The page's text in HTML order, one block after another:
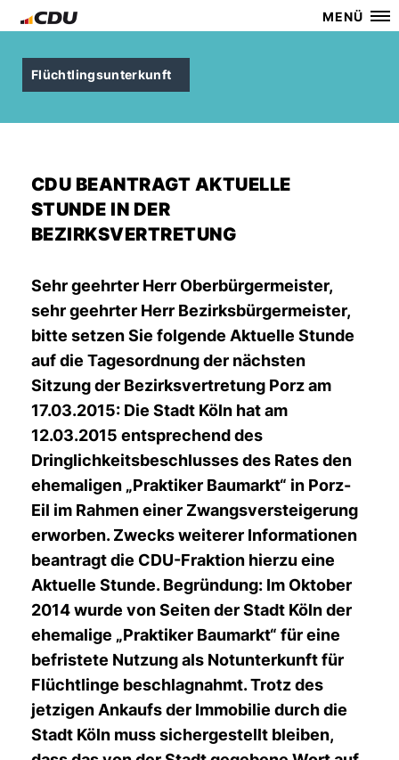
MENÜ
Flüchtlingsunterkunft
CDU BEANTRAGT AKTUELLE
STUNDE IN DER
BEZIRKSVERTRETUNG
Sehr geehrter Herr Oberbürgermeister,
sehr geehrter Herr Bezirksbürgermeister,
bitte setzen Sie folgende Aktuelle Stunde
auf die Tagesordnung der nächsten
Sitzung der Bezirksvertretung Porz am
17.03.2015: Die Stadt Köln hat am
12.03.2015 entsprechend des
Dringlichkeitsbeschlusses des Rates den
ehemaligen „Praktiker Baumarkt“ in Porz-
Eil im Rahmen einer Zwangsversteigerung
erworben. Zwecks weiterer Informationen
beantragt die CDU-Fraktion hierzu eine
Aktuelle Stunde. Begründung: Im Oktober
2014 wurde von Seiten der Stadt Köln der
ehemalige „Praktiker Baumarkt“ für eine
befristete Nutzung als Notunterkunft für
Flüchtlinge beschlagnahmt. Trotz des
jetzigen Ankaufs der Immobilie durch die
Stadt Köln muss sichergestellt bleiben,